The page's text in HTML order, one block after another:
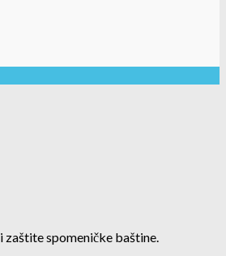
zaštite spomeničke baštine.